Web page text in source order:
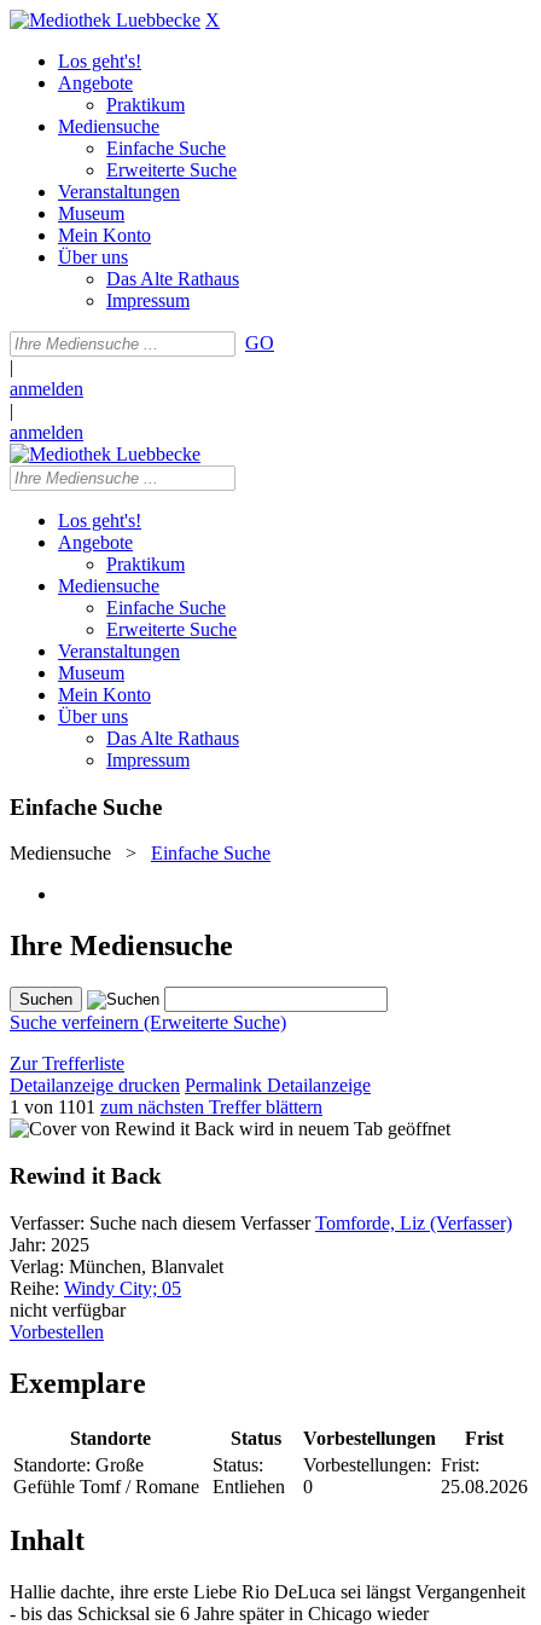
X
Los geht's!
Angebote
Praktikum
Mediensuche
Einfache Suche
Erweiterte Suche
Veranstaltungen
Museum
Mein Konto
Über uns
Das Alte Rathaus
Impressum
GO
|
anmelden
|
anmelden
Los geht's!
Angebote
Praktikum
Mediensuche
Einfache Suche
Erweiterte Suche
Veranstaltungen
Museum
Mein Konto
Über uns
Das Alte Rathaus
Impressum
Einfache Suche
Mediensuche > Einfache Suche
Ihre Mediensuche
Suche verfeinern (Erweiterte Suche)
Zur Trefferliste
Detailanzeige drucken Permalink Detailanzeige
1 von 1101 zum nächsten Treffer blättern
wird in neuem Tab geöffnet
Rewind it Back
Verfasser: Suche nach diesem Verfasser Tomforde, Liz (Verfasser)
Jahr: 2025
Verlag: München, Blanvalet
Reihe: Windy City; 05
nicht verfügbar
Vorbestellen
Exemplare
Standorte Status Vorbestellungen
Frist
Standorte: Große
Gefühle Tomf / Romane
Status:
Entliehen
Vorbestellungen:
0
Frist:
25.08.2026
Inhalt
Hallie dachte, ihre erste Liebe Rio DeLuca sei längst Vergangenheit
- bis das Schicksal sie 6 Jahre später in Chicago wieder